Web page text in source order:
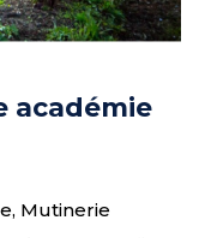
académie
Mutinerie